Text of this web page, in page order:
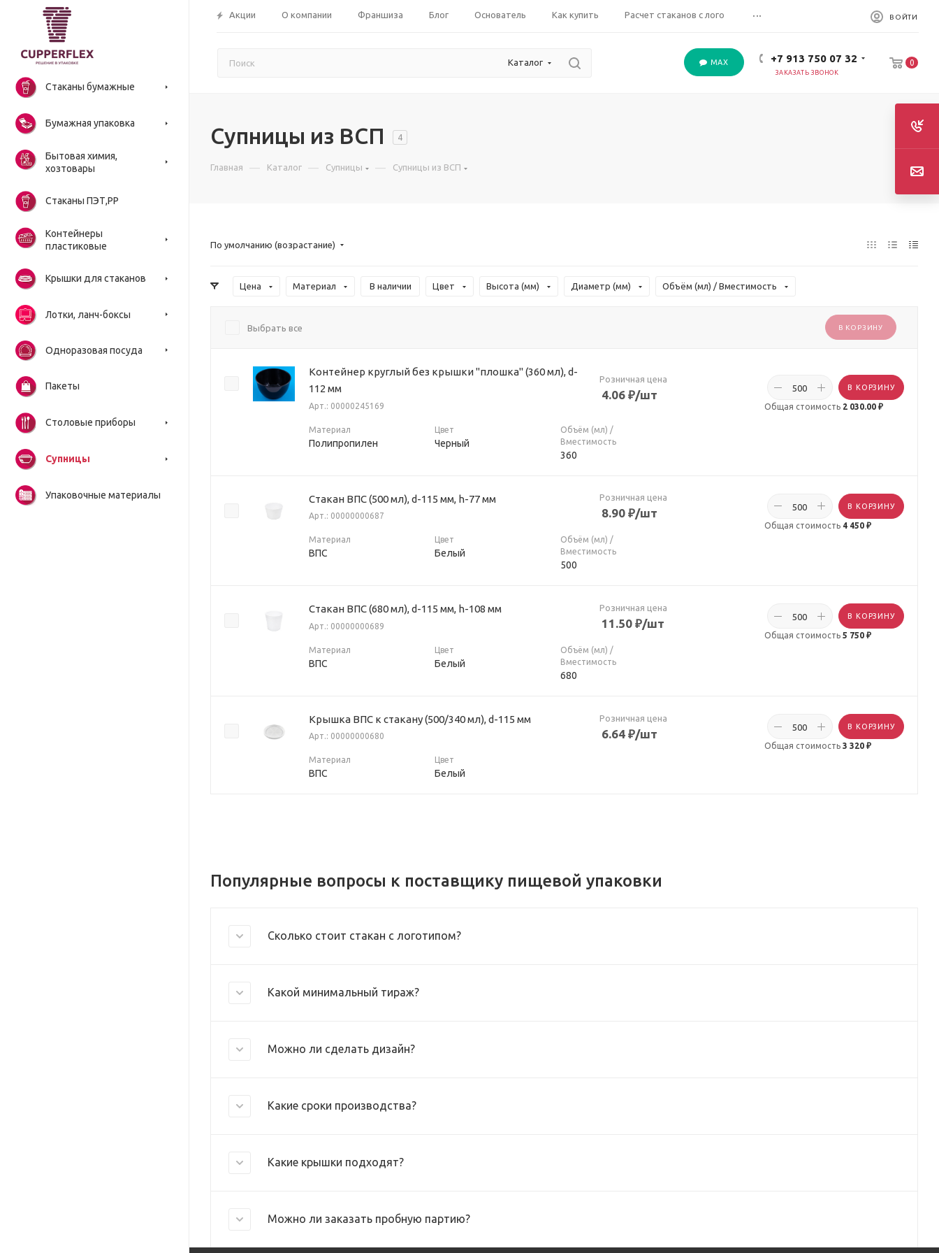
Акции О компании Франшиза Блог Основатель Как купить Расчет стаканов с лого ... ВОЙТИ
Каталог MAX +7 913 750 07 32
ЗАКАЗАТЬ ЗВОНОК
0
Стаканы бумажные
Бумажная упаковка
Бытовая химия,
хозтовары
Стаканы ПЭТ,РР
Контейнеры
пластиковые
Крышки для стаканов
Лотки, ланч-боксы
Одноразовая посуда
Пакеты
Столовые приборы
Супницы
Упаковочные материалы
Супницы из ВСП 4
Главная — Каталог — Супницы — Супницы из ВСП
По умолчанию (возрастание)
Цена Материал В наличии Цвет Высота (мм) Диаметр (мм) Объём (мл) / Вместимость
Выбрать все В КОРЗИНУ
Контейнер круглый без крышки "плошка" (360 мл), d-
112 мм
Арт.: 00000245169
Розничная цена
4.06 ₽/шт
В КОРЗИНУ
Общая стоимость 2 030.00 ₽
Материал
Полипропилен
Цвет
Черный
Объём (мл) /
Вместимость
360
Стакан ВПС (500 мл), d-115 мм, h-77 мм
Арт.: 00000000687
Розничная цена
8.90 ₽/шт
В КОРЗИНУ
Общая стоимость 4 450 ₽
Материал
ВПС
Цвет
Белый
Объём (мл) /
Вместимость
500
Стакан ВПС (680 мл), d-115 мм, h-108 мм
Арт.: 00000000689
Розничная цена
11.50 ₽/шт
В КОРЗИНУ
Общая стоимость 5 750 ₽
Материал
ВПС
Цвет
Белый
Объём (мл) /
Вместимость
680
Крышка ВПС к стакану (500/340 мл), d-115 мм
Арт.: 00000000680
Розничная цена
6.64 ₽/шт
В КОРЗИНУ
Общая стоимость 3 320 ₽
Материал
ВПС
Цвет
Белый
Популярные вопросы к поставщику пищевой упаковки
Сколько стоит стакан с логотипом?
Какой минимальный тираж?
Можно ли сделать дизайн?
Какие сроки производства?
Какие крышки подходят?
Можно ли заказать пробную партию?